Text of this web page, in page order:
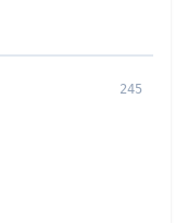
245